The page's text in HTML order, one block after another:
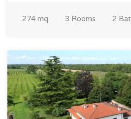
274 mq 3 Rooms 2